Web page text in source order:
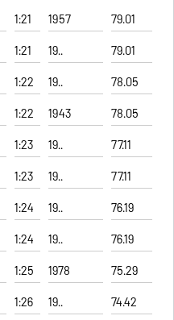
1:21 1957
79.01
1:21 19..
79.01
1:22 19..
78.05
1:22 1943
78.05
1:23 19..
77.11
1:23 19..
77.11
1:24 19..
76.19
1:24 19..
76.19
1:25 1978
75.29
1:26 19.. 74.42